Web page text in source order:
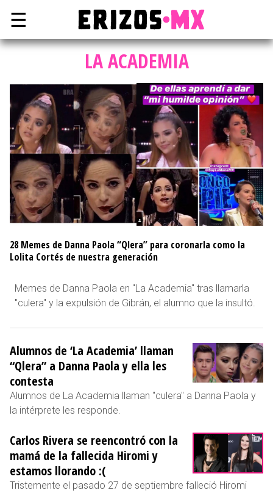
☰
LA ACADEMIA
28 Memes de Danna Paola “Qlera” para coronarla como la
Lolita Cortés de nuestra generación
Memes de Danna Paola en "La Academia" tras llamarla
"culera" y la expulsión de Gibrán, el alumno que la insultó.
Alumnos de ‘La Academia’ llaman
“Qlera” a Danna Paola y ella les
contesta
Alumnos de La Academia llaman "culera" a Danna Paola y
la intérprete les responde.
Carlos Rivera se reencontró con la
mamá de la fallecida Hiromi y
estamos llorando :(
Tristemente el pasado 27 de septiembre falleció Hiromi